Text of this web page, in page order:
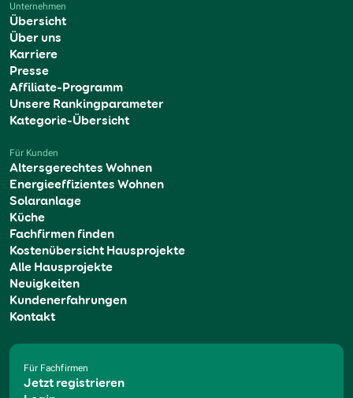
Unternehmen
Übersicht
Über uns
Karriere
Presse
Affiliate-Programm
Unsere Rankingparameter
Kategorie-Übersicht
Für Kunden
Altersgerechtes Wohnen
Energieeffizientes Wohnen
Solaranlage
Küche
Fachfirmen finden
Kostenübersicht Hausprojekte
Alle Hausprojekte
Neuigkeiten
Kundenerfahrungen
Kontakt
Für Fachfirmen
Jetzt registrieren